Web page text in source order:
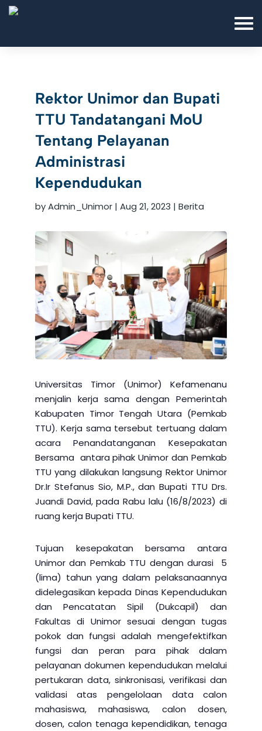
Rektor Unimor dan Bupati
TTU Tandatangani MoU
Tentang Pelayanan
Administrasi
Kependudukan
byAdmin_Unimor| Aug 21, 2023 | Berita
Universitas Timor (Unimor) Kefamenanu
menjalin kerja sama dengan Pemerintah
Kabupaten Timor Tengah Utara (Pemkab
TTU). Kerja sama tersebut tertuang dalam
acara Penandatanganan Kesepakatan
Bersama antara pihak Unimor dan Pemkab
TTU yang dilakukan langsung Rektor Unimor
Dr.Ir Stefanus Sio, M.P., dan Bupati TTU Drs.
Juandi David, pada Rabu lalu (16/8/2023) di
ruang kerja Bupati TTU.
Tujuan kesepakatan bersama antara
Unimor dan Pemkab TTU dengan durasi 5
(lima) tahun yang dalam pelaksanaannya
didelegasikan kepada Dinas Kependudukan
dan Pencatatan Sipil (Dukcapil) dan
Fakultas di Unimor sesuai dengan tugas
pokok dan fungsi adalah mengefektifkan
fungsi dan peran para pihak dalam
pelayanan dokumen kependudukan melalui
pertukaran data, sinkronisasi, verifikasi dan
validasi atas pengelolaan data calon
mahasiswa, mahasiswa, calon dosen,
dosen, calon tenaga kependidikan, tenaga